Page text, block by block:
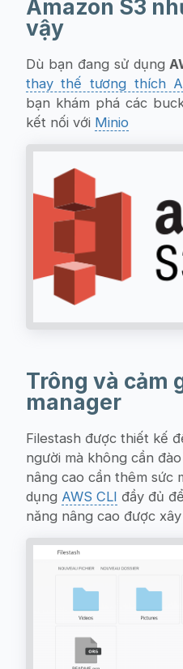
Amazon S3
vậy
Dù bạn đang sử dụng
thay thế tương thích
bạn khám phá các
kết nối với Minio
Trông và cảm
manager
Filestash được thiết kế
người mà không cần
nâng cao cần thêm sức
dụng AWS CLI đầy đủ
năng nâng cao được